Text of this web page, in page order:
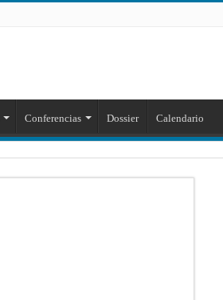
Conferencias Dossier Calendario